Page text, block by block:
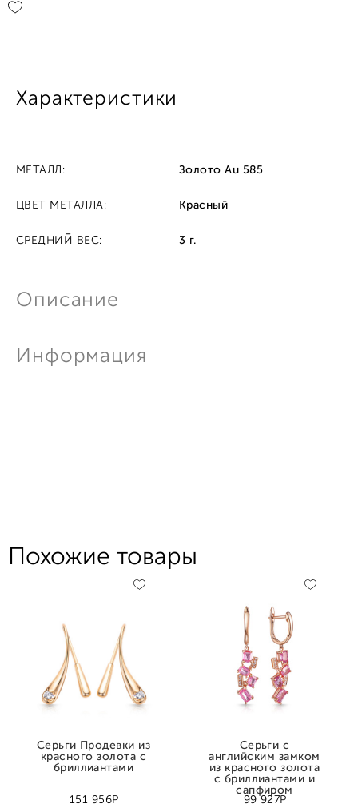
Характеристики
Описание
Информация
МЕТАЛЛ: Золото Au 585
ЦВЕТ МЕТАЛЛА: Красный
СРЕДНИЙ ВЕС: 3 г.
Похожие товары
151 956Р
Серьги Продевки из
красного золота с
бриллиантами
99 927Р
Серьги с
английским замком
из красного золота
с бриллиантами и
сапфиром